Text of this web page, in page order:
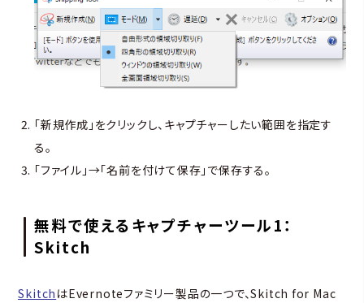
「新規作成」をクリックし、キャプチャーしたい範囲を指定す
る。
「ファイル」→「名前を付けて保存」で保存する。
無料で使えるキャプチャーツール1：
Skitch
Skitch はEvernoteファミリー製品の一つで、Skitch for Mac